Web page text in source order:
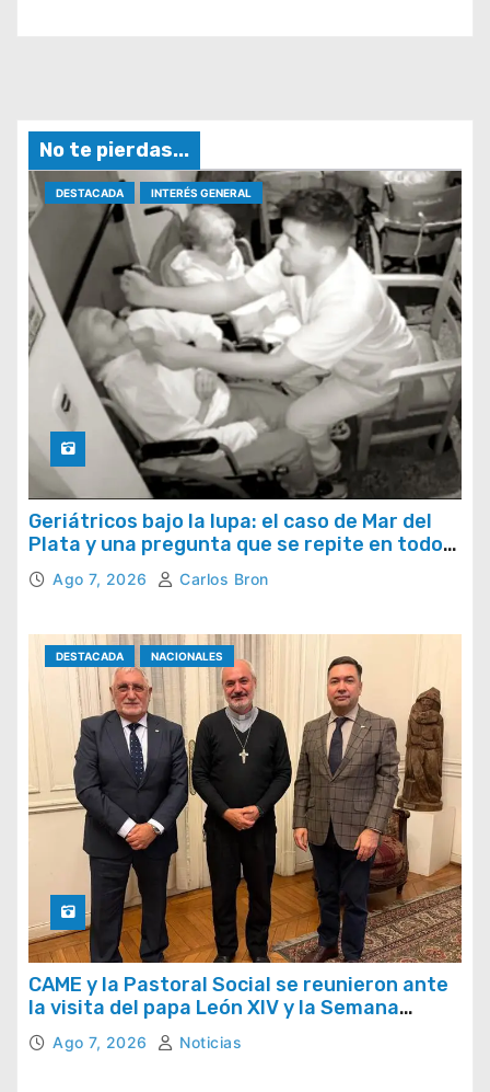
No te pierdas...
DESTACADA INTERÉS GENERAL
Geriátricos bajo la lupa: el caso de Mar del
Plata y una pregunta que se repite en todo
el país
Ago 7, 2026 Carlos Bron
DESTACADA NACIONALES
CAME y la Pastoral Social se reunieron ante
la visita del papa León XIV y la Semana
Social 2026
Ago 7, 2026 Noticias